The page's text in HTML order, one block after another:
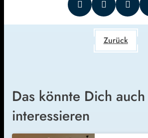
Zurück
Das könnte Dich auch
interessieren